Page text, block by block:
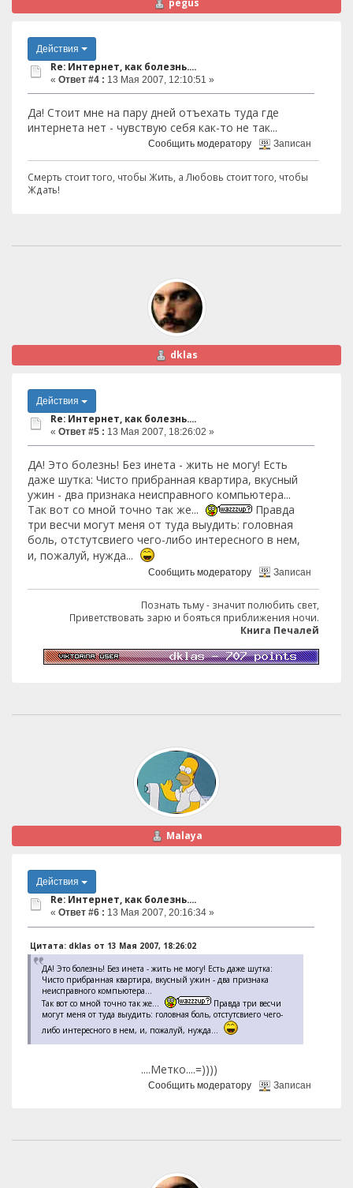
Действия
Re: Интернет, как болезнь....
« Ответ #4 : 13 Мая 2007, 12:10:51 »
Да! Стоит мне на пару дней отъехать туда где
интернета нет - чувствую себя как-то не так...
Сообщить модератору Записан
Смерть стоит того, чтобы Жить, а Любовь стоит того, чтобы
Ждать!
dklas
Действия
Re: Интернет, как болезнь....
« Ответ #5 : 13 Мая 2007, 18:26:02 »
ДА! Это болезнь! Без инета - жить не могу! Есть
даже шутка: Чисто прибранная квартира, вкусный
ужин - два признака неисправного компьютера...
Так вот со мной точно так же...
Правда
три весчи могут меня от туда выудить: головная
боль, отстутсвиего чего-либо интересного в нем,
и, пожалуй, нужда...
Сообщить модератору Записан
Познать тьму - значит полюбить свет,
Приветствовать зарю и бояться приближения ночи.
Книга Печалей
Malaya
Действия
Re: Интернет, как болезнь....
« Ответ #6 : 13 Мая 2007, 20:16:34 »
Цитата: dklas от 13 Мая 2007, 18:26:02
ДА! Это болезнь! Без инета - жить не могу! Есть даже шутка:
Чисто прибранная квартира, вкусный ужин - два признака
неисправного компьютера...
Так вот со мной точно так же...
Правда три весчи
могут меня от туда выудить: головная боль, отстутсвиего чего-
либо интересного в нем, и, пожалуй, нужда...
....Метко....=))))
Сообщить модератору Записан